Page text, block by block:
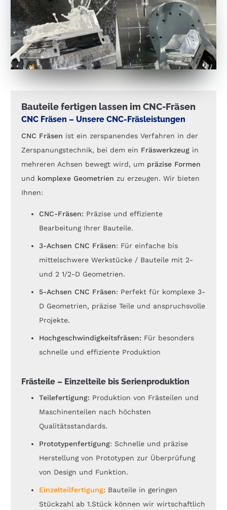
Bauteile fertigen lassen im CNC-Fräsen
CNC Fräsen – Unsere CNC-Fräsleistungen
CNC Fräsen ist ein zerspanendes Verfahren in der
Zerspanungstechnik, bei dem ein Fräswerkzeug in
mehreren Achsen bewegt wird, um präzise Formen
und komplexe Geometrien zu erzeugen. Wir bieten
Ihnen:
CNC-Fräsen: Präzise und effiziente
Bearbeitung Ihrer Bauteile.
3-Achsen CNC Fräsen: Für einfache bis
mittelschwere Werkstücke / Bauteile mit 2-
und 2 1/2-D Geometrien.
5-Achsen CNC Fräsen: Perfekt für komplexe 3-
D Geometrien, präzise Teile und anspruchsvolle
Projekte.
Hochgeschwindigkeitsfräsen: Für besonders
schnelle und effiziente Produktion
Frästeile – Einzelteile bis Serienproduktion
Teilefertigung: Produktion von Frästeilen und
Maschinenteilen nach höchsten
Qualitätsstandards.
Prototypenfertigung: Schnelle und präzise
Herstellung von Prototypen zur Überprüfung
von Design und Funktion.
Einzelteilfertigung: Bauteile in geringen
Stückzahl ab 1.Stück können wir wirtschaftlich